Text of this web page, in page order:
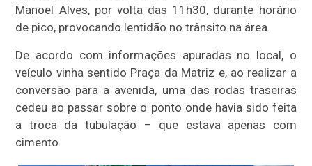
Manoel Alves, por volta das 11h30, durante horário
de pico, provocando lentidão no trânsito na área.
De acordo com informações apuradas no local, o
veículo vinha sentido Praça da Matriz e, ao realizar a
conversão para a avenida, uma das rodas traseiras
cedeu ao passar sobre o ponto onde havia sido feita
a troca da tubulação – que estava apenas com
cimento.